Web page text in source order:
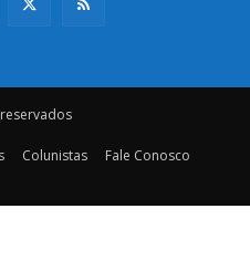
Colunistas
Fale Conosco